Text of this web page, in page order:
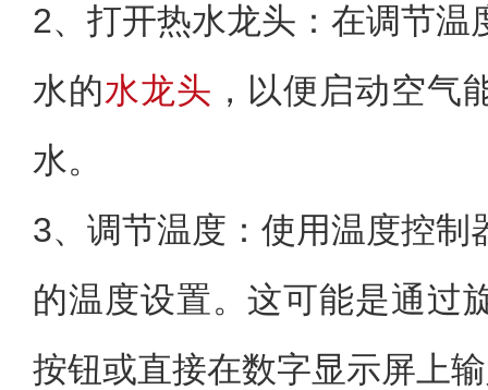
2、打开热水龙头：在调节温
水的水龙头 ，以便启动空气
水。
3、调节温度：使用温度控制
的温度设置。这可能是通过
按钮或直接在数字显示屏上